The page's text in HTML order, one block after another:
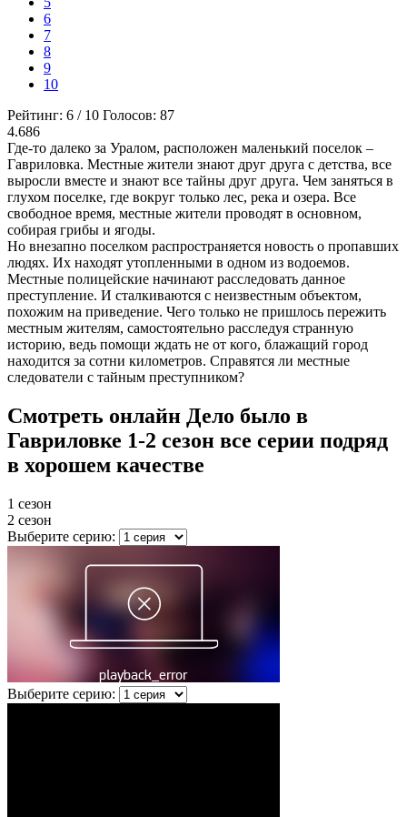
6
7
8
9
10
Рейтинг: 6 / 10 Голосов: 87
4.686
Где-то далеко за Уралом, расположен маленький поселок –
Гавриловка. Местные жители знают друг друга с детства, все
выросли вместе и знают все тайны друг друга. Чем заняться в
глухом поселке, где вокруг только лес, река и озера. Все
свободное время, местные жители проводят в основном,
собирая грибы и ягоды.
Но внезапно поселком распространяется новость о пропавших
людях. Их находят утопленными в одном из водоемов.
Местные полицейские начинают расследовать данное
преступление. И сталкиваются с неизвестным объектом,
похожим на приведение. Чего только не пришлось пережить
местным жителям, самостоятельно расследуя странную
историю, ведь помощи ждать не от кого, блажащий город
находится за сотни километров. Справятся ли местные
следователи с тайным преступником?
Смотреть онлайн Дело было в
Гавриловке 1-2 сезон все серии подряд
в хорошем качестве
1 сезон
2 сезон
Выберите серию:
Выберите серию: